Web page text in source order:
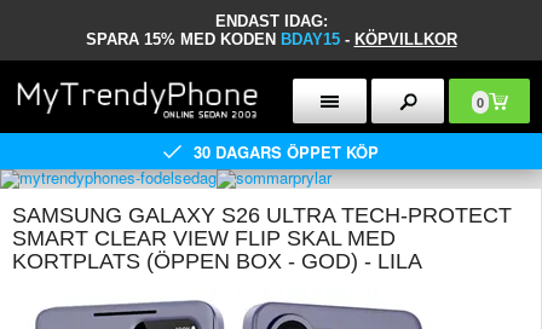
ENDAST IDAG:
SPARA 15% MED KODEN BDAY15 - KÖPVILLKOR
0
30 DAGARS ÖPPET KÖP
SAMSUNG GALAXY S26 ULTRA TECH-PROTECT
SMART CLEAR VIEW FLIP SKAL MED
KORTPLATS (ÖPPEN BOX - GOD) - LILA